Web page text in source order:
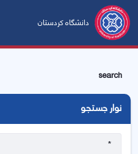
دانشگاه کردستان
search
نوار جستجو